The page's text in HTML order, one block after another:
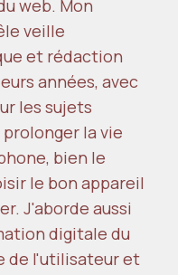
web. Mon
veille
et rédaction
années, avec
les sujets
la vie
bien le
le bon appareil
J'aborde aussi
digitale du
de l'utilisateur et